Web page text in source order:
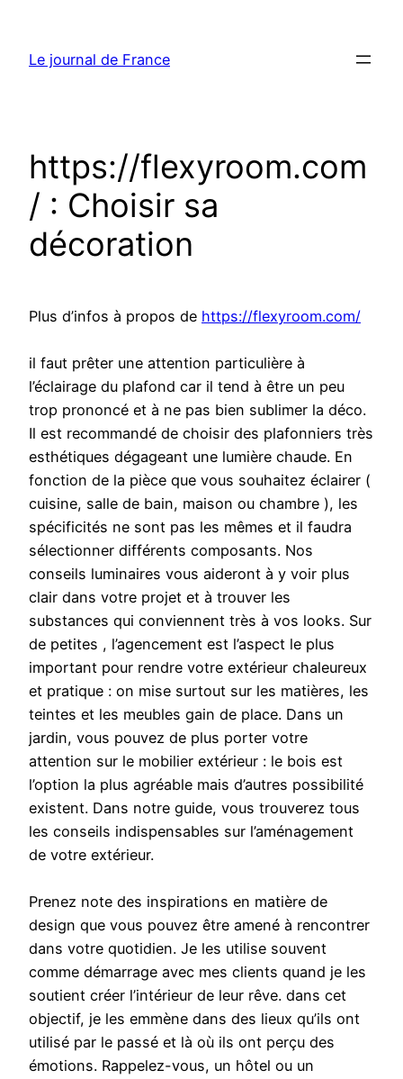
contenu
Le journal de France
https://flexyroom.com
/ : Choisir sa
décoration
Plus d’infos à propos de https://flexyroom.com/
il faut prêter une attention particulière à
l’éclairage du plafond car il tend à être un peu
trop prononcé et à ne pas bien sublimer la déco.
Il est recommandé de choisir des plafonniers très
esthétiques dégageant une lumière chaude. En
fonction de la pièce que vous souhaitez éclairer (
cuisine, salle de bain, maison ou chambre ), les
spécificités ne sont pas les mêmes et il faudra
sélectionner différents composants. Nos
conseils luminaires vous aideront à y voir plus
clair dans votre projet et à trouver les
substances qui conviennent très à vos looks. Sur
de petites , l’agencement est l’aspect le plus
important pour rendre votre extérieur chaleureux
et pratique : on mise surtout sur les matières, les
teintes et les meubles gain de place. Dans un
jardin, vous pouvez de plus porter votre
attention sur le mobilier extérieur : le bois est
l’option la plus agréable mais d’autres possibilité
existent. Dans notre guide, vous trouverez tous
les conseils indispensables sur l’aménagement
de votre extérieur.
Prenez note des inspirations en matière de
design que vous pouvez être amené à rencontrer
dans votre quotidien. Je les utilise souvent
comme démarrage avec mes clients quand je les
soutient créer l’intérieur de leur rêve. dans cet
objectif, je les emmène dans des lieux qu’ils ont
utilisé par le passé et là où ils ont perçu des
émotions. Rappelez-vous, un hôtel ou un